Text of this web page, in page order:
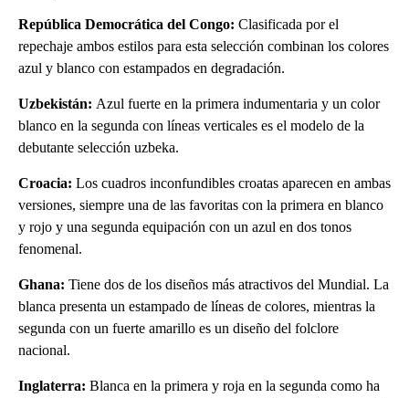
República Democrática del Congo: Clasificada por el
repechaje ambos estilos para esta selección combinan los colores
azul y blanco con estampados en degradación.
Uzbekistán: Azul fuerte en la primera indumentaria y un color
blanco en la segunda con líneas verticales es el modelo de la
debutante selección uzbeka.
Croacia: Los cuadros inconfundibles croatas aparecen en ambas
versiones, siempre una de las favoritas con la primera en blanco
y rojo y una segunda equipación con un azul en dos tonos
fenomenal.
Ghana: Tiene dos de los diseños más atractivos del Mundial. La
blanca presenta un estampado de líneas de colores, mientras la
segunda con un fuerte amarillo es un diseño del folclore
nacional.
Inglaterra: Blanca en la primera y roja en la segunda como ha